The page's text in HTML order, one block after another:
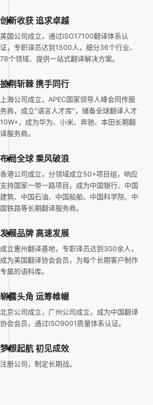
创新收获 追求卓越
美国公司成立，通过ISO17100翻译体系认
证，专职译员达到1500人，细分36个行业、
78个领域、提供一站式翻译解决方案。
披荆斩棘 携手同行
上海公司成立，APEC国家领导人峰会同传服
务商，成立"语言人才库"，储备全球翻译人才
10W+，成为华为、小米、奔驰、本田长期翻
译服务商。
布局全球 乘风破浪
香港公司成立，分领域成立50+项目组，响应
支持国家一带一路项目，成为中国银行、中国
建筑、中国石油、中国船舶、中国科学院、中
国铁路等长期翻译服务商。
发展品牌 高速发展
成立惠州翻译基地，专职译员达到300余人，
成为美国翻译协会会员，为每个长期客户制作
专属的语料库。
崭露头角 运筹帷幄
北京公司成立，广州公司成立，成为中国翻译
协会会员，通过ISO9001质量体系认证。
梦想起航 初见成效
注册公司，制定长期战。